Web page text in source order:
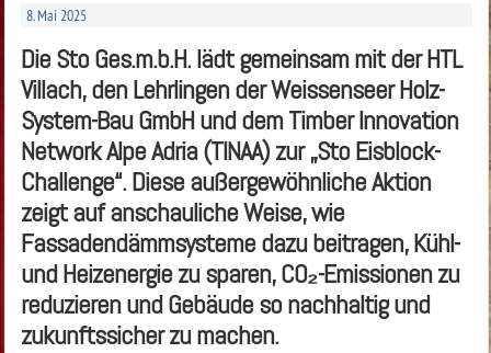
8. Mai 2025
Die Sto Ges.m.b.H. lädt gemeinsam mit der HTL
Villach, den Lehrlingen der Weissenseer Holz-
System-Bau GmbH und dem Timber Innovation
Network Alpe Adria (TINAA) zur „Sto Eisblock-
Challenge“. Diese außergewöhnliche Aktion
zeigt auf anschauliche Weise, wie
Fassadendämmsysteme dazu beitragen, Kühl-
und Heizenergie zu sparen, CO₂-Emissionen zu
reduzieren und Gebäude so nachhaltig und
zukunftssicher zu machen.